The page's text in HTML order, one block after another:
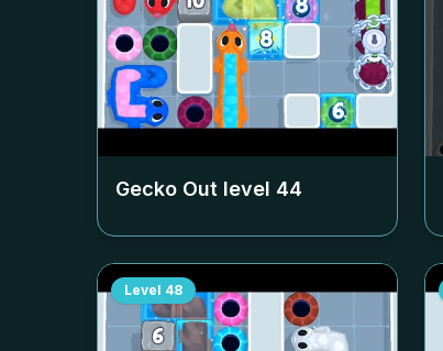
Gecko Out level 44
Level 48